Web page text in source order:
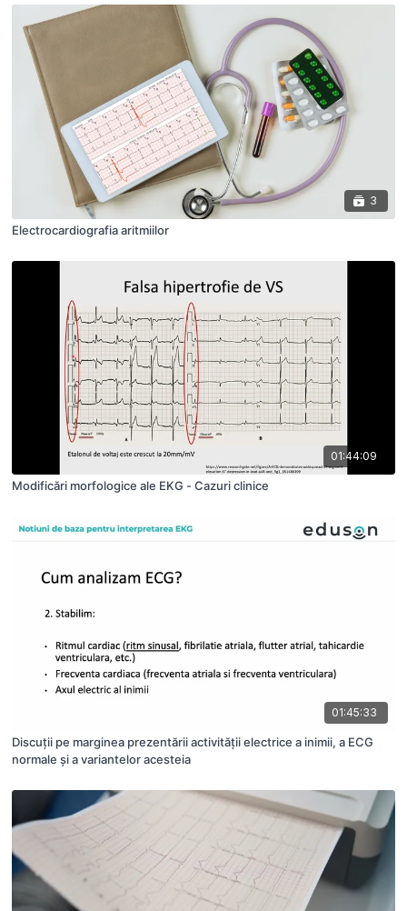
3
Electrocardiografia aritmiilor
01:44:09
Modificări morfologice ale EKG - Cazuri clinice
01:45:33
Discuții pe marginea prezentării activității electrice a inimii, a ECG
normale și a variantelor acesteia